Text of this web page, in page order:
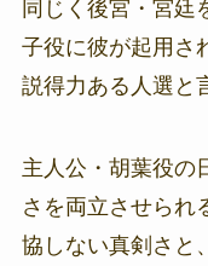
同じく後宮・宮廷
子役に彼が起用さ
説得力ある人選と
主人公・胡葉役の
さを両立させられ
協しない真剣さと